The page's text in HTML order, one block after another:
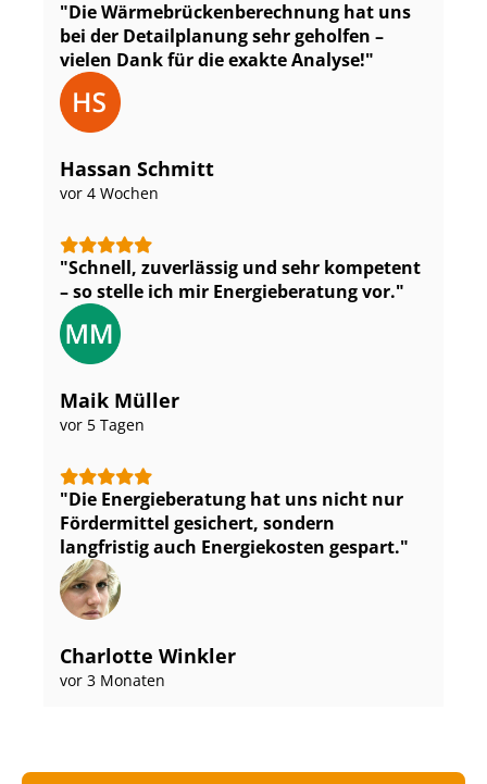
Die Wär­me­brü­cken­be­rech­nung hat uns
bei der Detailplanung sehr geholfen –
vielen Dank für die exakte Analyse!
Hassan Schmitt
vor 4 Wochen
Schnell, zuverlässig und sehr kompetent
– so stelle ich mir Energieberatung vor.
Maik Müller
vor 5 Tagen
Die Energieberatung hat uns nicht nur
Fördermittel gesichert, sondern
langfristig auch Energiekosten gespart.
Charlotte Winkler
vor 3 Monaten